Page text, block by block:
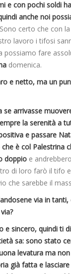
e con pochi soldi
anche noi
certo che con
lavoro i tifosi
possiamo fare
domenica.
e netto, ma un
arrivasse
la serenità a
e passare
è col Palestrina
doppio e
di loro farò il tifo
che sarebbe il
via in
e sincero, quindi ti
sa: sono stato
levatura ma
già fatta e